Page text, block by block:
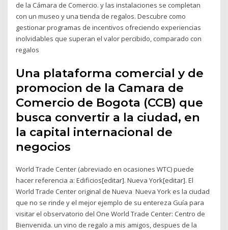
de la Cámara de Comercio. y las instalaciones se completan
con un museo y una tienda de regalos. Descubre como
gestionar programas de incentivos ofreciendo experiencias
inolvidables que superan el valor percibido, comparado con
regalos
Una plataforma comercial y de
promocion de la Camara de
Comercio de Bogota (CCB) que
busca convertir a la ciudad, en
la capital internacional de
negocios
World Trade Center (abreviado en ocasiones WTC) puede
hacer referencia a: Edificios[editar]. Nueva York[editar]. El
World Trade Center original de Nueva Nueva York es la ciudad
que no se rinde y el mejor ejemplo de su entereza Guía para
visitar el observatorio del One World Trade Center: Centro de
Bienvenida. un vino de regalo a mis amigos, despues de la